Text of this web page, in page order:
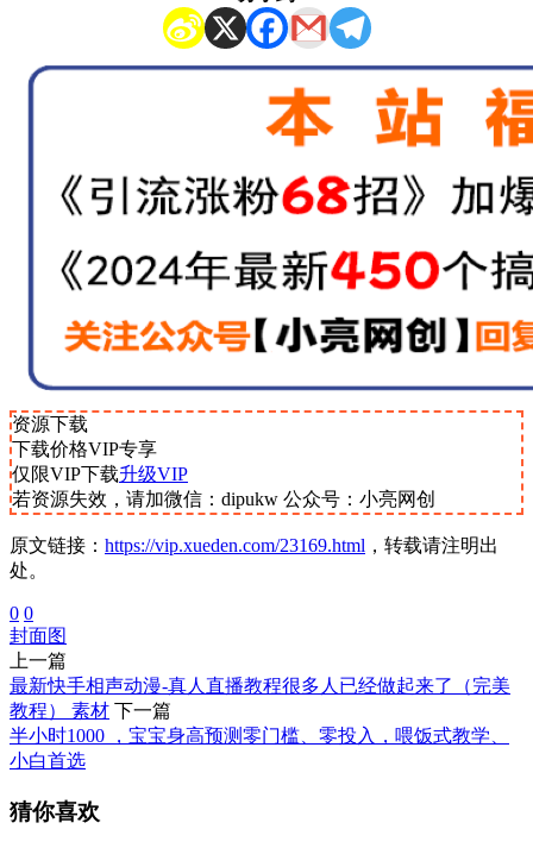
资源下载
下载价格VIP专享
仅限VIP下载升级VIP
若资源失效，请加微信：dipukw 公众号：小亮网创
原文链接： https://vip.xueden.com/23169.html ，转载请注明出
处。
0 0
封面图
上一篇
最新快手相声动漫-真人直播教程很多人已经做起来了（完美
教程） 素材 下一篇
半小时1000 ，宝宝身高预测零门槛、零投入，喂饭式教学、
小白首选
猜你喜欢